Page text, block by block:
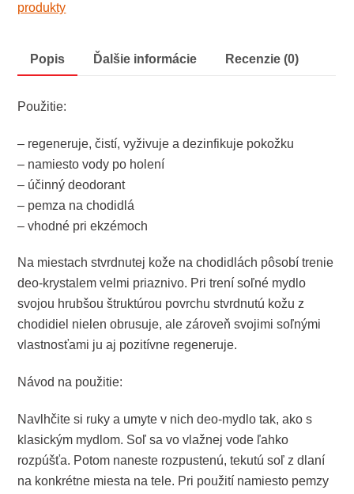
produkty
Popis Ďalšie informácie Recenzie (0)
Použitie:
– regeneruje, čistí, vyživuje a dezinfikuje pokožku
– namiesto vody po holení
– účinný deodorant
– pemza na chodidlá
– vhodné pri ekzémoch
Na miestach stvrdnutej kože na chodidlách pôsobí trenie
deo-krystalem velmi priaznivo. Pri trení soľné mydlo
svojou hrubšou štruktúrou povrchu stvrdnutú kožu z
chodidiel nielen obrusuje, ale zároveň svojimi soľnými
vlastnosťami ju aj pozitívne regeneruje.
Návod na použitie:
Navlhčite si ruky a umyte v nich deo-mydlo tak, ako s
klasickým mydlom. Soľ sa vo vlažnej vode ľahko
rozpúšťa. Potom naneste rozpustenú, tekutú soľ z dlaní
na konkrétne miesta na tele. Pri použití namiesto pemzy